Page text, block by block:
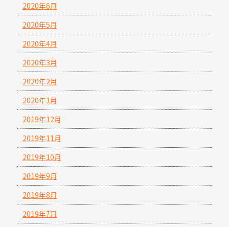
2020年6月
2020年5月
2020年4月
2020年3月
2020年2月
2020年1月
2019年12月
2019年11月
2019年10月
2019年9月
2019年8月
2019年7月